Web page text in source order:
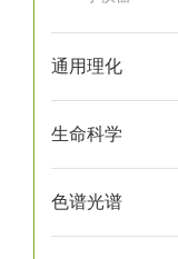
通用理化
生命科学
色谱光谱